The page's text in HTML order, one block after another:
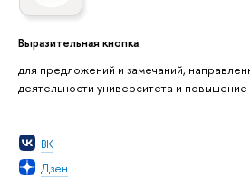
Выразительная кнопка
для предложений и замечаний,
деятельности университета и
ВК
Дзен